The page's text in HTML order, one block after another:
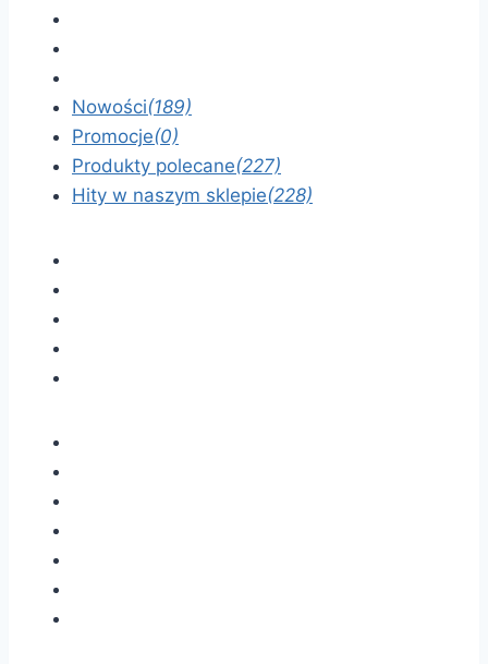
Nowości(189)
Promocje(0)
Produkty polecane(227)
Hity w naszym sklepie(228)